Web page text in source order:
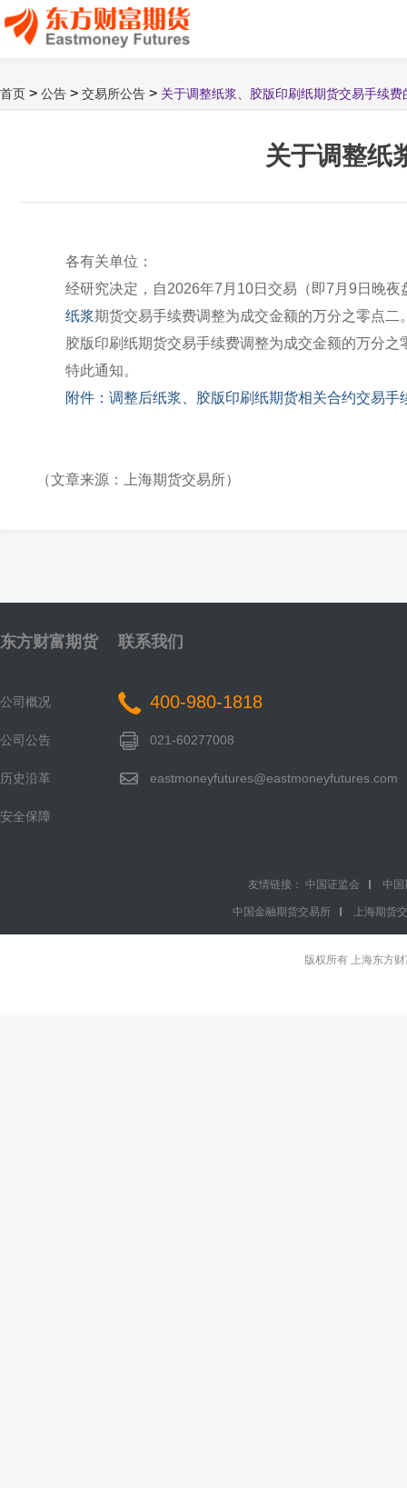
首页 > 公告 > 交易所公告 > 关于调整纸浆、胶版印刷纸期货交易手续费
关于调整纸
各有关单位：
经研究决定，自2026年7月10日交易（即7月9日晚夜
纸浆期货交易手续费调整为成交金额的万分之零点二
胶版印刷纸期货交易手续费调整为成交金额的万分之
特此通知。
附件：调整后纸浆、胶版印刷纸期货相关合约交易手
（文章来源：上海期货交易所）
东方财富期货
公司概况
公司公告
历史沿革
安全保障
联系我们
400-980-1818
021-60277008
eastmoneyfutures@eastmoneyfutures.com
友情链接： 中国证监会 中国
中国金融期货交易所 上海期货
版权所有 上海东方